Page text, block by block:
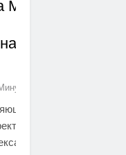
МРСК
МРСК